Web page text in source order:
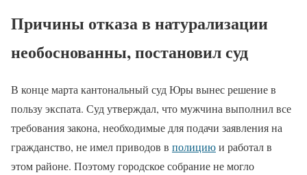
Причины отказа в натурализации
необоснованны, постановил суд
В конце марта кантональный суд Юры вынес решение в
пользу экспата. Суд утверждал, что мужчина выполнил все
требования закона, необходимые для подачи заявления на
гражданство, не имел приводов в полициюи работал в
этом районе. Поэтому городское собрание не могло